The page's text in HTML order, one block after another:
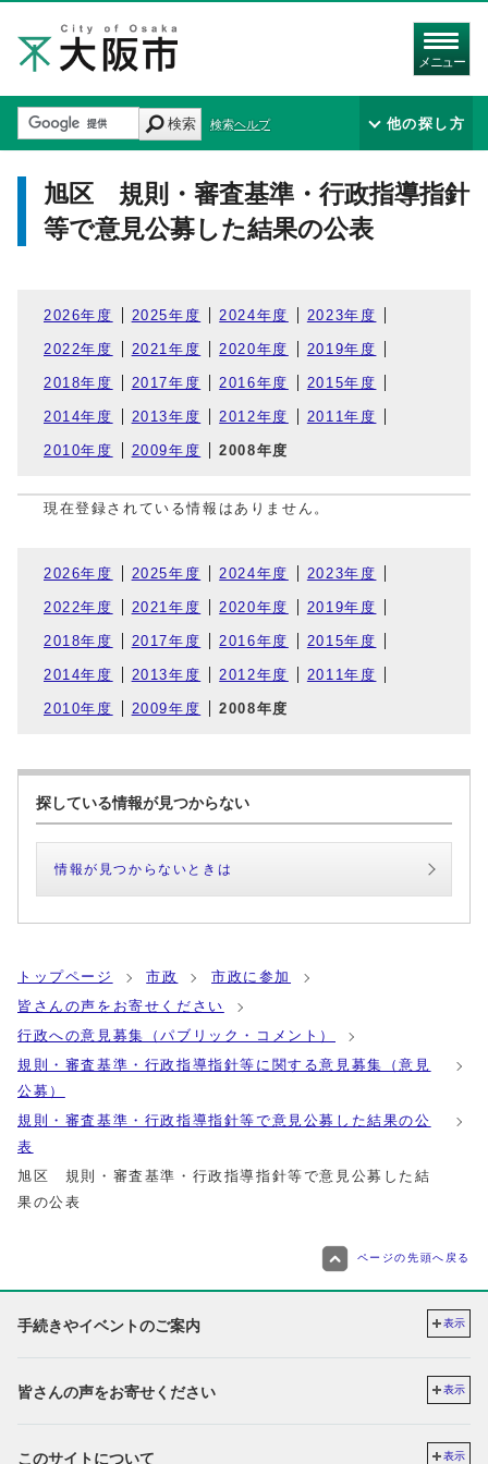
メニュー
検索 検索ヘルプ 他の探し方
旭区 規則・審査基準・行政指導指針
等で意見公募した結果の公表
2026年度 2025年度 2024年度 2023年度
2022年度 2021年度 2020年度 2019年度
2018年度 2017年度 2016年度 2015年度
2014年度 2013年度 2012年度 2011年度
2010年度 2009年度 2008年度
現在登録されている情報はありません。
2026年度 2025年度 2024年度 2023年度
2022年度 2021年度 2020年度 2019年度
2018年度 2017年度 2016年度 2015年度
2014年度 2013年度 2012年度 2011年度
2010年度 2009年度 2008年度
探している情報が見つからない
情報が見つからないときは
トップページ 市政
市政に参加
皆さんの声をお寄せください
行政への意見募集（パブリック・コメント）
規則・審査基準・行政指導指針等に関する意見募集（意見
公募）
規則・審査基準・行政指導指針等で意見公募した結果の公
表
旭区 規則・審査基準・行政指導指針等で意見公募した結
果の公表
ページの先頭へ戻る
手続きやイベントのご案内 表示
皆さんの声をお寄せください 表示
このサイトについて 表示